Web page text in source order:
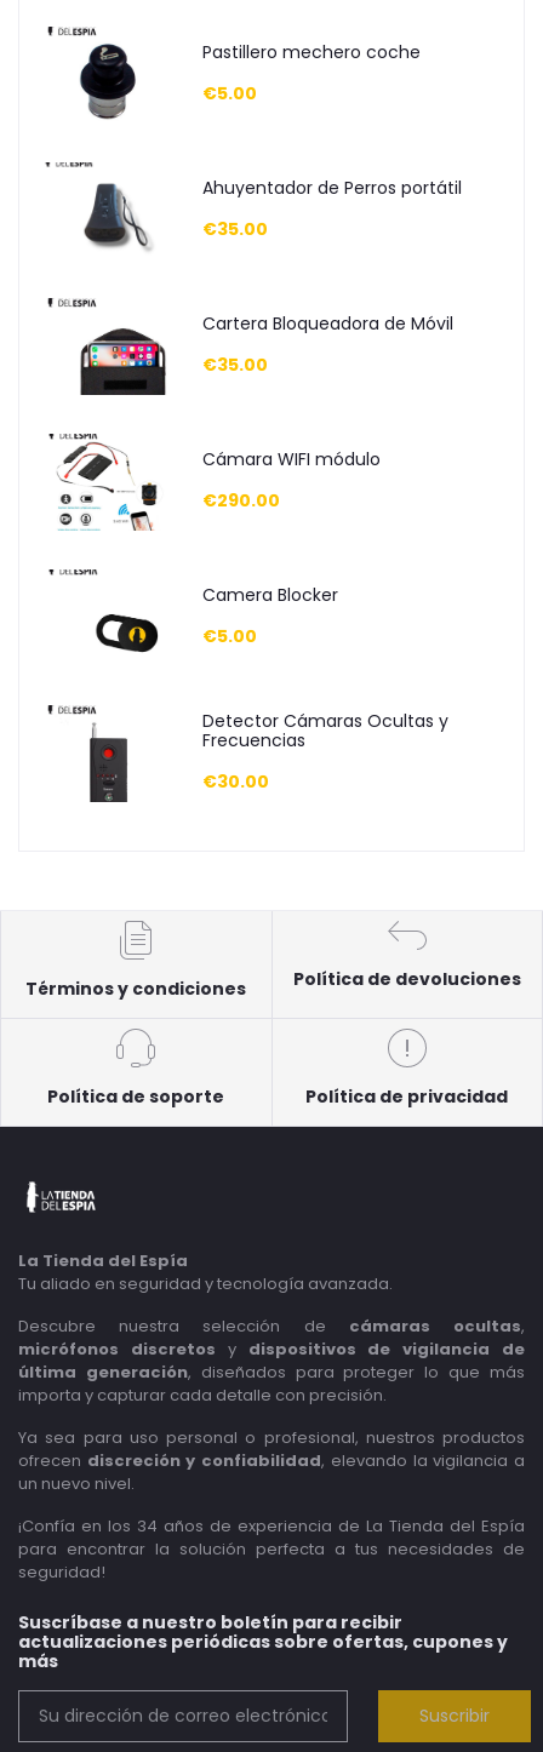
Pastillero mechero coche
€5.00
Ahuyentador de Perros portátil
€35.00
Cartera Bloqueadora de Móvil
€35.00
Cámara WIFI módulo
€290.00
Camera Blocker
€5.00
Detector Cámaras Ocultas y
Frecuencias
€30.00
Términos y condiciones Política de devoluciones
Política de soporte Política de privacidad
La Tienda del Espía
Tu aliado en seguridad y tecnología avanzada.
Descubre nuestra selección de cámaras ocultas,
micrófonos discretos y dispositivos de vigilancia de
última generación, diseñados para proteger lo que más
importa y capturar cada detalle con precisión.
Ya sea para uso personal o profesional, nuestros productos
ofrecen discreción y confiabilidad, elevando la vigilancia a
un nuevo nivel.
¡Confía en los 34 años de experiencia de La Tienda del Espía
para encontrar la solución perfecta a tus necesidades de
seguridad!
Suscríbase a nuestro boletín para recibir
actualizaciones periódicas sobre ofertas, cupones y
más
Suscribir